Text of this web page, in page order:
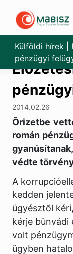
contentKülföldi hírek
pénzügyi
2014.02.26
Õrizetbe
román
védte
A
kedden
ügyésztõl
kérje bûnvádi
volt
ügyben